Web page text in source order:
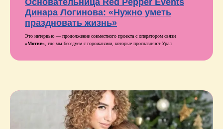
Основательница Red Pepper Events
Динара Логинова: «Нужно уметь
праздновать жизнь»
Это интервью — продолжение совместного проекта с оператором связи
«Мотив», где мы беседуем с горожанами, которые прославляют Урал